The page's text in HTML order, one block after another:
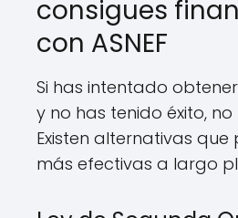
consigues
con ASNEF
Si has intentado
y no has tenido éxito,
Existen alternativas
más efectivas a largo